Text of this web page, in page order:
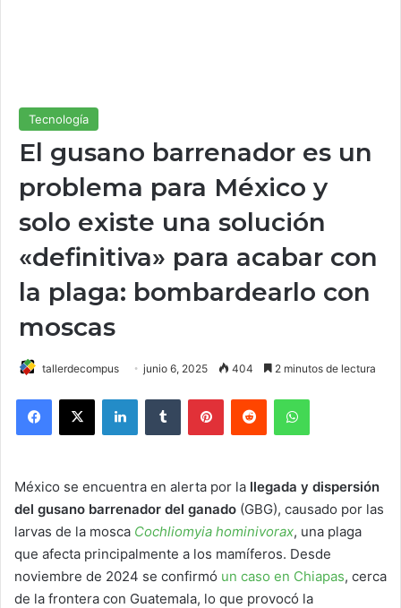
Tecnología
El gusano barrenador es un
problema para México y
solo existe una solución
«definitiva» para acabar con
la plaga: bombardearlo con
moscas
tallerdecompus junio 6, 2025 404 2 minutos de lectura
México se encuentra en alerta por la llegada y dispersión
del gusano barrenador del ganado (GBG), causado por las
larvas de la mosca Cochliomyia hominivorax, una plaga
que afecta principalmente a los mamíferos. Desde
noviembre de 2024 se confirmó un caso en Chiapas, cerca
de la frontera con Guatemala, lo que provocó la